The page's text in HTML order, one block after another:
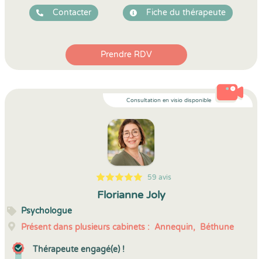
Contacter Fiche du thérapeute
Prendre RDV
Consultation en visio disponible
5
1
5
59 59 avis
Florianne Joly
Psychologue
Présent dans plusieurs cabinets : Annequin, Béthune
Thérapeute engagé(e) !